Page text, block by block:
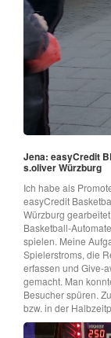
Jena: easyCredit
s.oliver Würzburg
Ich habe als
easyCredit
Würzburg
Basketball-
spielen. Meine
Spielerstroms, die
erfassen und Give-
gemacht. Man
Besucher spüren.
bzw. in der